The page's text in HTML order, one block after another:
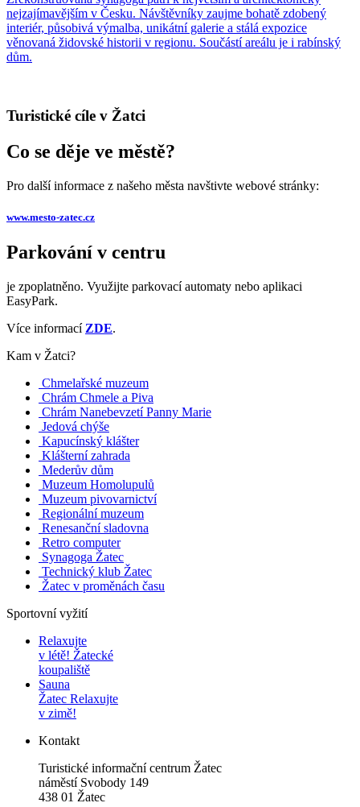
nejzajímavějším v Česku. Návštěvníky zaujme bohatě zdobený
interiér, působivá výmalba, unikátní galerie a stálá expozice
věnovaná židovské historii v regionu. Součástí areálu je i rabínský
dům.
Turistické cíle v Žatci
Co se děje ve městě?
Pro další informace z našeho města navštivte webové stránky:
www.mesto-zatec.cz
Parkování v centru
je zpoplatněno. Využijte parkovací automaty nebo aplikaci
EasyPark.
Více informací ZDE.
Kam v Žatci?
Chmelařské muzeum
Chrám Chmele a Piva
Chrám Nanebevzetí Panny Marie
Jedová chýše
Kapucínský klášter
Klášterní zahrada
Mederův dům
Muzeum Homolupulů
Muzeum pivovarnictví
Regionální muzeum
Renesanční sladovna
Retro computer
Synagoga Žatec
Technický klub Žatec
Žatec v proměnách času
Sportovní vyžití
Relaxujte
v létě! Žatecké
koupaliště
Sauna
Žatec Relaxujte
v zimě!
Kontakt
Turistické informační centrum Žatec
náměstí Svobody 149
438 01 Žatec